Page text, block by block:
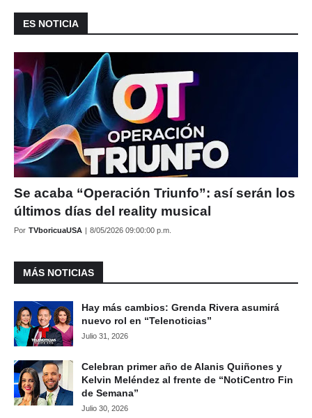
ES NOTICIA
Se acaba “Operación Triunfo”: así serán los
últimos días del reality musical
Por TVboricuaUSA | 8/05/2026 09:00:00 p.m.
MÁS NOTICIAS
Hay más cambios: Grenda Rivera asumirá
nuevo rol en “Telenoticias”
Julio 31, 2026
Celebran primer año de Alanis Quiñones y
Kelvin Meléndez al frente de “NotiCentro Fin
de Semana”
Julio 30, 2026